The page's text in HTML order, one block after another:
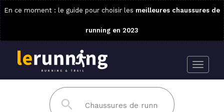
En ce moment : le guide pour choisir les meilleures chaussures de
running en 2023